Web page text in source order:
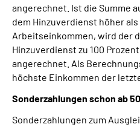
angerechnet. Ist die Summe
dem Hinzuverdienst höher
Arbeitseinkommen, wird der
Hinzuverdienst zu 100
angerechnet. Als
höchste Einkommen der
Sonderzahlungen schon ab 50
Sonderzahlungen zum